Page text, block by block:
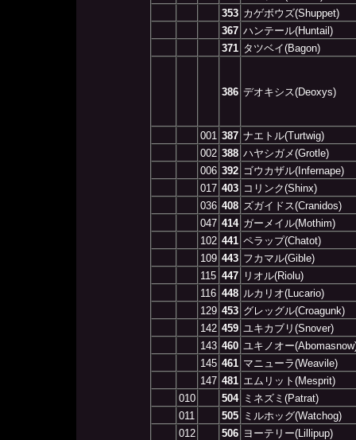
353 カゲボウズ(Shuppet)
367 ハンテール(Huntail)
371 タツベイ(Bagon)
386 デオキシス(Deoxys)
001 387 ナエトル(Turtwig)
002 388 ハヤシガメ(Grotle)
006 392 ゴウカザル(Infernape)
017 403 コリンク(Shinx)
036 408 ズガイドス(Cranidos)
047 414 ガーメイル(Mothim)
102 441 ペラップ(Chatot)
109 443 フカマル(Gible)
115 447
リオル(Riolu)
116 448 ルカリオ(Lucario)
129 453 グレッグル(Croagunk)
142 459 ユキカブリ(Snover)
143 460 ユキノオー
145 461 マニューラ(Weavile)
147 481 エムリット(Mesprit)
010
504
ミネズミ(Patrat)
011
505
ミルホッグ(Watchog)
012
506 ヨーテリー(Lillipup)